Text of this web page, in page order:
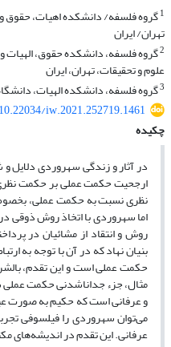
1گروه فلسفه/ دانشکده اهیات، حقوق
تهران/ ایران
2گروه فلسفه، دانشکده حقوق، الهیات
علوم و تحقیقات، تهران، ایران
3گروه فلسفه، دانشکده الهیات،
10.22034/iw.2021.252719.1461
چکیده
در آثار و زندگی سهروردی دلایل
ارجحیت حکمت عملی بر حکمت
نظری نسبت به حکمت عملی،
اما سهروردی با اتخاذ روش ذوقی
روش و انتقاد از مشائیان در
بنیان نهاد که در آن با توجه به
حکمت عملی است و این تقدم،
مثال، جزء جداناشدنی حکمت
و عرفانی است که حکیم به صورت
می‌توان سهروردی را فیلسوفی
عرفانی. این تقدم در